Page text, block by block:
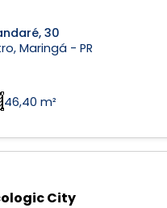
30
Maringá - PR
46,40 m²
City